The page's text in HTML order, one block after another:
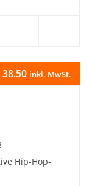
38.50 inkl. MwSt.
Hip-Hop-